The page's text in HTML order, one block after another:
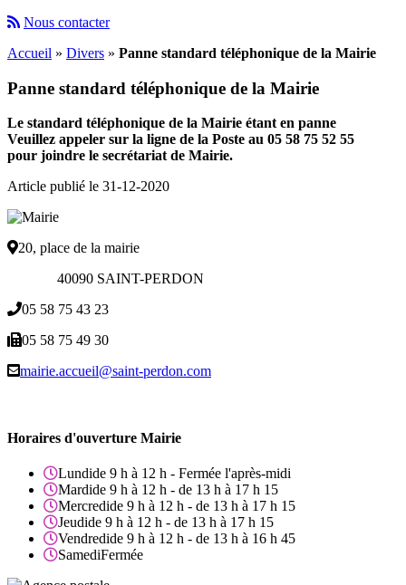
Nous contacter
Accueil » Divers » Panne standard téléphonique de la Mairie
Panne standard téléphonique de la Mairie
Le standard téléphonique de la Mairie étant en panne
Veuillez appeler sur la ligne de la Poste au 05 58 75 52 55
pour joindre le secrétariat de Mairie.
Article publié le 31-12-2020
20, place de la mairie
40090 SAINT-PERDON
05 58 75 43 23
05 58 75 49 30
mairie.accueil@saint-perdon.com
Horaires d'ouverture Mairie
Lundide 9 h à 12 h - Fermée l'après-midi
Mardide 9 h à 12 h - de 13 h à 17 h 15
Mercredide 9 h à 12 h - de 13 h à 17 h 15
Jeudide 9 h à 12 h - de 13 h à 17 h 15
Vendredide 9 h à 12 h - de 13 h à 16 h 45
SamediFermée